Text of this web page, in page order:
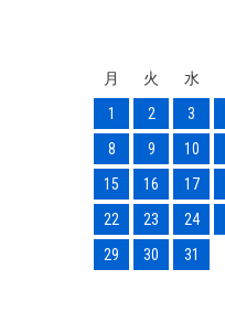
月 火 水
1
2 3
8
9 10
15
16 17
22
23 24
29
30 31